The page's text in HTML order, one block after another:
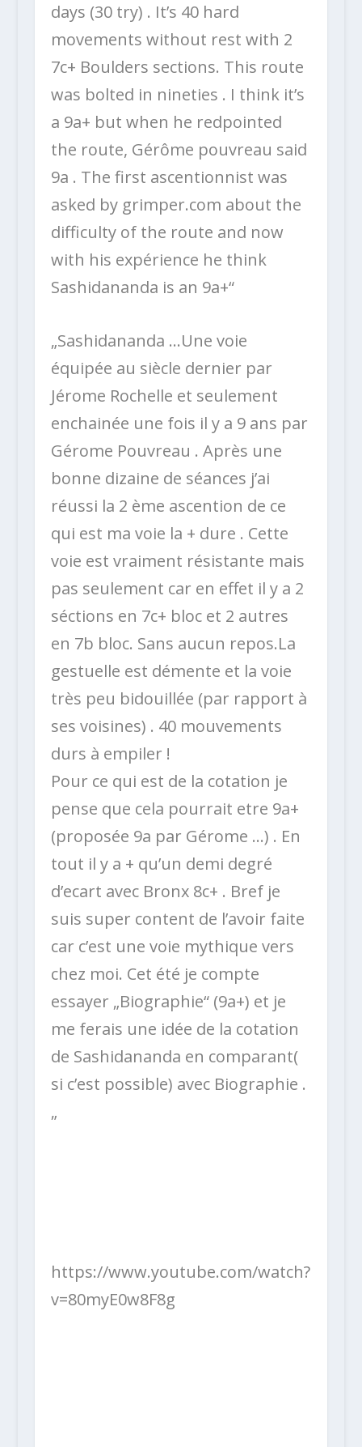
days (30 try) . It’s 40 hard
movements without rest with 2
7c+ Boulders sections. This route
was bolted in nineties . I think it’s
a 9a+ but when he redpointed
the route, Gérôme pouvreau said
9a . The first ascentionnist was
asked by grimper.com about the
difficulty of the route and now
with his expérience he think
Sashidananda is an 9a+“
„Sashidananda …Une voie
équipée au siècle dernier par
Jérome Rochelle et seulement
enchainée une fois il y a 9 ans par
Gérome Pouvreau . Après une
bonne dizaine de séances j’ai
réussi la 2 ème ascention de ce
qui est ma voie la + dure . Cette
voie est vraiment résistante mais
pas seulement car en effet il y a 2
séctions en 7c+ bloc et 2 autres
en 7b bloc. Sans aucun repos.La
gestuelle est démente et la voie
très peu bidouillée (par rapport à
ses voisines) . 40 mouvements
durs à empiler !
Pour ce qui est de la cotation je
pense que cela pourrait etre 9a+
(proposée 9a par Gérome …) . En
tout il y a + qu’un demi degré
d’ecart avec Bronx 8c+ . Bref je
suis super content de l’avoir faite
car c’est une voie mythique vers
chez moi. Cet été je compte
essayer „Biographie“ (9a+) et je
me ferais une idée de la cotation
de Sashidananda en comparant(
si c’est possible) avec Biographie .
„
https://www.youtube.com/watch?
v=80myE0w8F8g